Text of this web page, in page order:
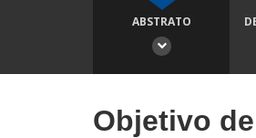
ABSTRATO
Objetivo